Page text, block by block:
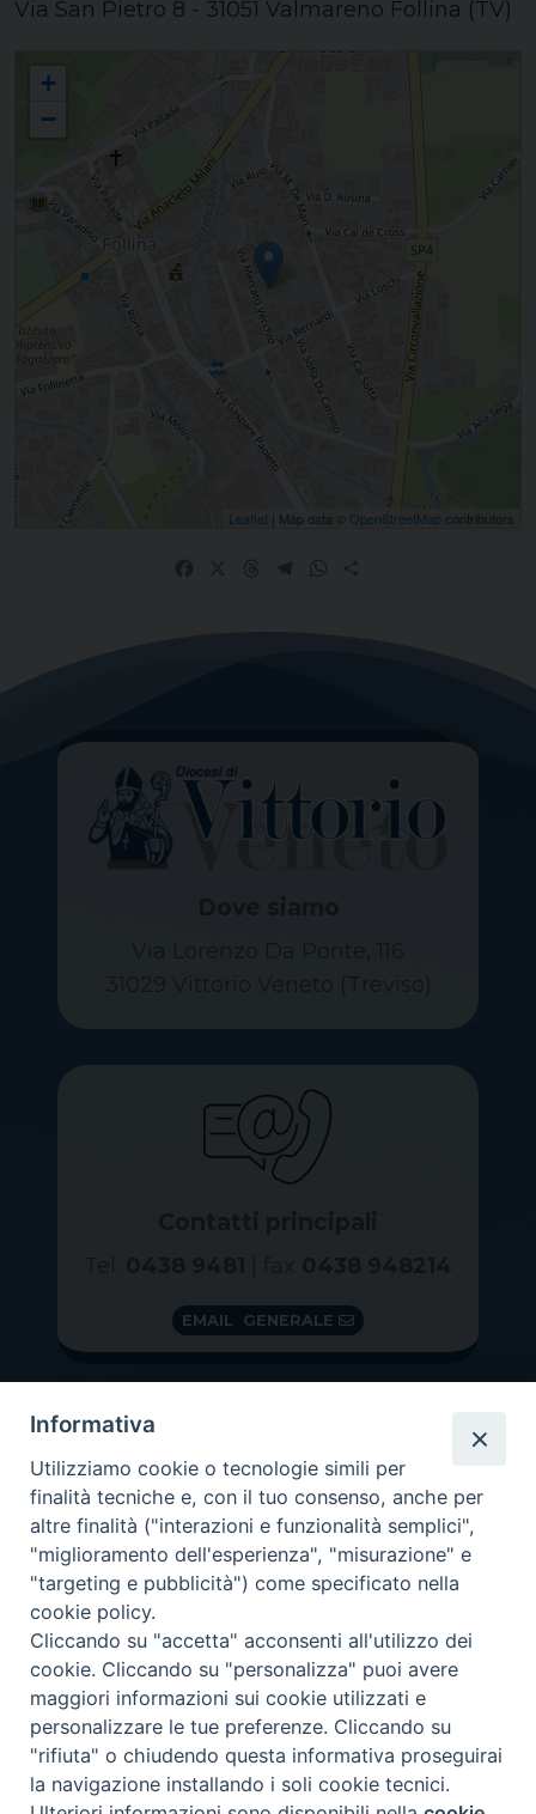
Via San Pietro 8 - 31051 Valmareno Follina (TV)
+
−
Leaflet | Map data © OpenStreetMap contributors
EMAIL GENERALE
GRAZIE PER IL TUO AIUTO
Insieme per la Diocesi
Copyright 2026 ©Diocesi di Vittorio Veneto-Privacy
Policy
Informativa
Utilizziamo cookie o tecnologie simili per
finalità tecniche e, con il tuo consenso, anche per
altre finalità ("interazioni e funzionalità semplici",
"miglioramento dell'esperienza", "misurazione" e
"targeting e pubblicità") come specificato nella
cookie policy.
Cliccando su "accetta" acconsenti all'utilizzo dei
cookie. Cliccando su "personalizza" puoi avere
maggiori informazioni sui cookie utilizzati e
personalizzare le tue preferenze. Cliccando su
"rifiuta" o chiudendo questa informativa proseguirai
la navigazione installando i soli cookie tecnici.